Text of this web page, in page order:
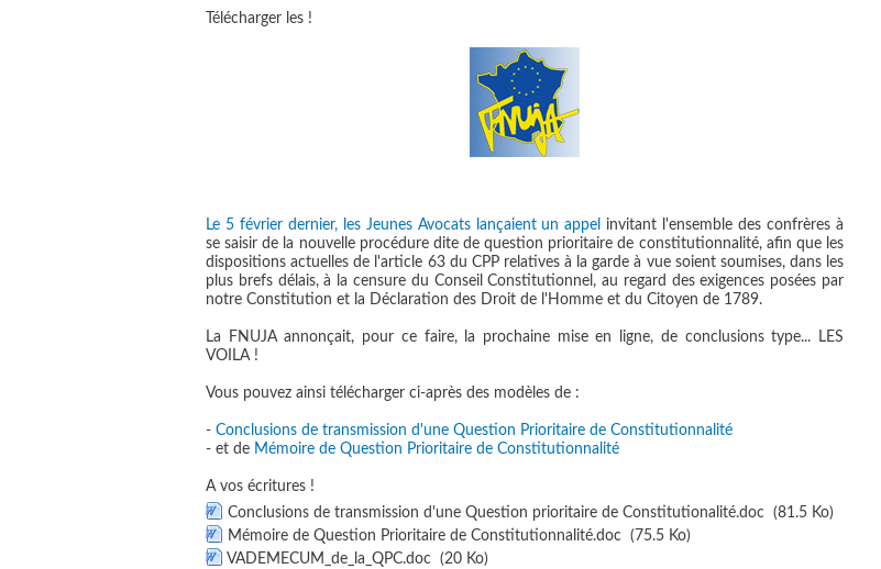
Télécharger les !
Le 5 février dernier, les Jeunes Avocats lançaient un appel
invitant l'ensemble des confrères à
se saisir de la nouvelle procédure dite de question prioritaire de constitutionnalité, afin que les
dispositions actuelles de l'article 63 du CPP relatives à la garde à vue soient soumises, dans les
plus brefs délais, à la censure du Conseil Constitutionnel, au regard des exigences posées par
notre Constitution et la Déclaration des Droit de l'Homme et du Citoyen de 1789.
La FNUJA annonçait, pour ce faire, la prochaine mise en ligne, de conclusions type... LES
VOILA !
Vous pouvez ainsi télécharger ci-après des modèles de :
- Conclusions de transmission d'une Question Prioritaire de Constitutionnalité
- et de Mémoire de Question Prioritaire de Constitutionnalité
A vos écritures !
Conclusions de transmission d'une Question prioritaire de Constitutionalité.doc (81.5 Ko)
Mémoire de Question Prioritaire de Constitutionnalité.doc (75.5 Ko)
VADEMECUM_de_la_QPC.doc (20 Ko)